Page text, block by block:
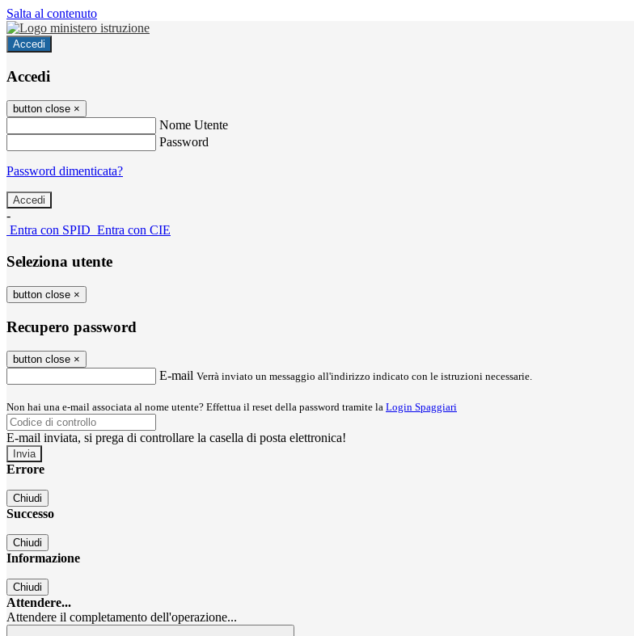
Salta al contenuto
Accedi
Accedi
button close ×
Nome Utente
Password
Password dimenticata?
-
Entra con SPID Entra con CIE
Seleziona utente
button close ×
Recupero password
button close ×
E-mail Verrà inviato un messaggio all'indirizzo indicato con le istruzioni necessarie.
Non hai una e-mail associata al nome utente? Effettua il reset della password tramite la Login Spaggiari
E-mail inviata, si prega di controllare la casella di posta elettronica!
Errore
Chiudi
Successo
Chiudi
Informazione
Chiudi
Attendere...
Attendere il completamento dell'operazione...